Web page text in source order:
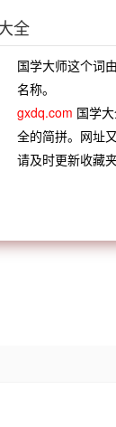
能者为之长君
分钗断带
十二万分
全
国学大师这个词
名称。
gxdq.com 国学
全的简拼。网址
请及时更新收藏